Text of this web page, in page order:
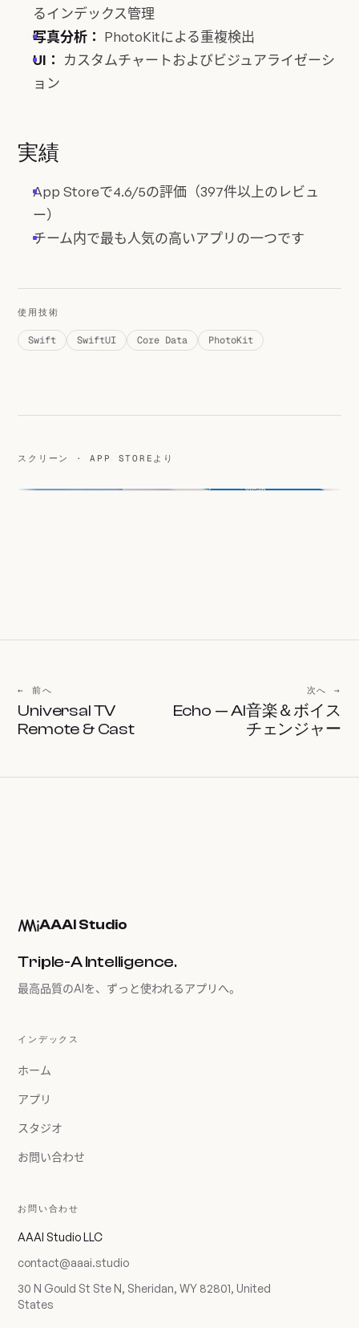
るインデックス管理
写真分析： PhotoKitによる重複検出
UI：
カスタムチャートおよびビジュアライゼーシ
ョン
実績
App Storeで4.6/5の評価（397件以上のレビュ
ー）
チーム内で最も人気の高いアプリの一つです
使用技術
Swift SwiftUI Core Data PhotoKit
スクリーン · APP STOREより
← 前へ
Universal TV
Remote & Cast
次へ →
Echo — AI音楽＆ボイス
チェンジャー
AAAI Studio
Triple-A Intelligence.
最高品質のAIを、ずっと使われるアプリへ。
インデックス
ホーム
アプリ
スタジオ
お問い合わせ
お問い合わせ
AAAI Studio LLC
contact@aaai.studio
30 N Gould St Ste N, Sheridan, WY 82801, United
States